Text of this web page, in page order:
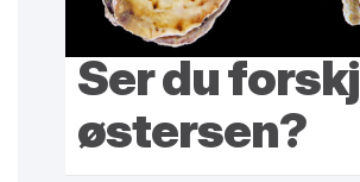
Ser du
østersen?